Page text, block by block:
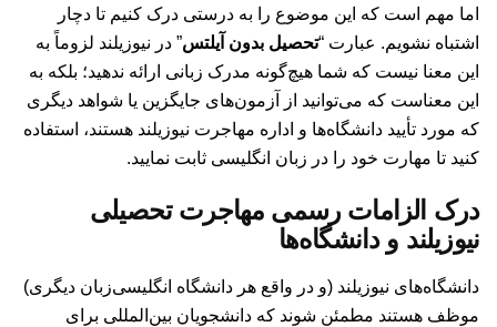
اما مهم است که این موضوع را به درستی درک کنیم تا دچار
اشتباه نشویم. عبارت “تحصیل بدون آیلتس” در نیوزیلند لزوماً به
این معنا نیست که شما هیچ‌گونه مدرک زبانی ارائه ندهید؛ بلکه به
این معناست که می‌توانید از آزمون‌های جایگزین یا شواهد دیگری
که مورد تأیید دانشگاه‌ها و اداره مهاجرت نیوزیلند هستند، استفاده
کنید تا مهارت خود را در زبان انگلیسی ثابت نمایید.
درک الزامات رسمی مهاجرت تحصیلی
نیوزیلند و دانشگاه‌ها
دانشگاه‌های نیوزیلند (و در واقع هر دانشگاه انگلیسی‌زبان دیگری)
موظف هستند مطمئن شوند که دانشجویان بین‌المللی برای